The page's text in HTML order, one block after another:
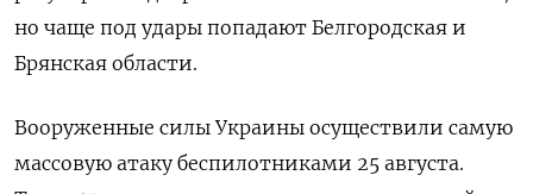
но чаще под удары попадают Белгородская и
Брянская области.
Вооруженные силы Украины осуществили самую
массовую атаку беспилотниками 25 августа.